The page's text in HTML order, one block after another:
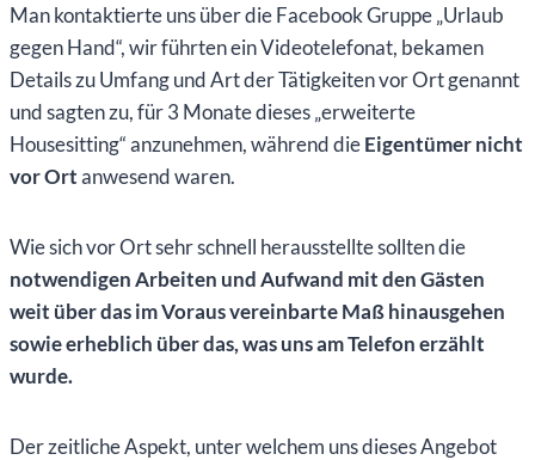
Man kontaktierte uns über die Facebook Gruppe „Urlaub
gegen Hand“, wir führten ein Videotelefonat, bekamen
Details zu Umfang und Art der Tätigkeiten vor Ort genannt
und sagten zu, für 3 Monate dieses „erweiterte
Housesitting“ anzunehmen, während dieEigentümer nicht
vor Ortanwesend waren.
Wie sich vor Ort sehr schnell herausstellte sollten die
notwendigen Arbeiten und Aufwand mit den Gästen
weit über das im Voraus vereinbarte Maß hinausgehen
sowie erheblich über das, was uns am Telefon erzählt
wurde.
Der zeitliche Aspekt, unter welchem uns dieses Angebot